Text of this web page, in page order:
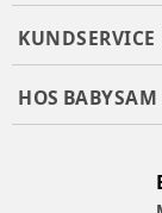
KUNDSERVICE
HOS BABYSAM